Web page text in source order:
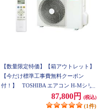
【数量限定特価】【箱アウトレット】
【今だけ標準工事費無料クーポン
付！】
TOSHIBA エアコン H-Mシリ
ーズ【主に18畳/ 5.6KW/ 200V/ホワイ
ト/ 2021年モデル】★大型配送対象商
87,800円 (税込)
(1件)